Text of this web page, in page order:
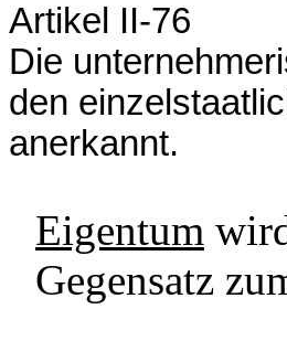
Artikel II-76
Die
den
anerkannt.
Eigentum
Gegensatz